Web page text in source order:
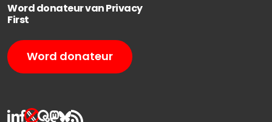
Word donateur van Privacy
First
Word donateur